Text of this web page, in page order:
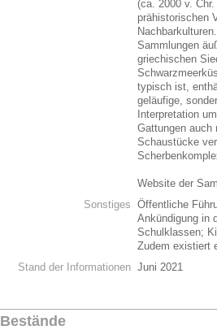
(ca. 2000 v.
prähistorischen
Sammlungen
griechischen
typisch ist,
geläufige,
Interpretation
Gattungen auch
Schaustücke
Website der
Sonstiges Öffentliche
Ankündigung in
Schulklassen;
Zudem existiert
Stand der Informationen Juni 2021
Bestände